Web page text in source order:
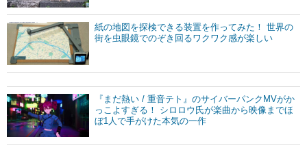
紙の地図を探検できる装置を作ってみた！ 世界の
街を虫眼鏡でのぞき回るワクワク感が楽しい
『まだ熱い / 重音テト』のサイバーパンクMVがか
っこよすぎる！ シロロウ氏が楽曲から映像までほ
ぼ1人で手がけた本気の一作